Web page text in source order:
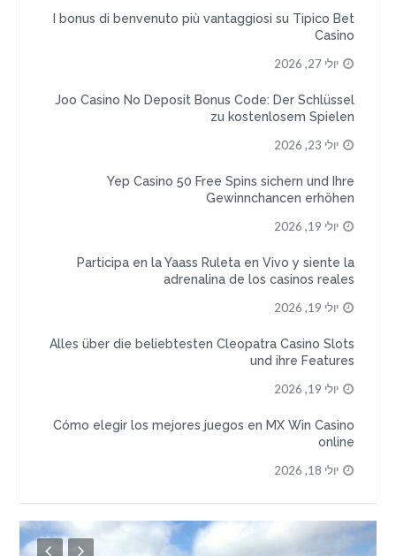
I bonus di benvenuto più vantaggiosi su Tipico Bet
Casino
יולי 27, 2026
Joo Casino No Deposit Bonus Code: Der Schlüssel
zu kostenlosem Spielen
יולי 23, 2026
Yep Casino 50 Free Spins sichern und Ihre
Gewinnchancen erhöhen
יולי 19, 2026
Participa en la Yaass Ruleta en Vivo y siente la
adrenalina de los casinos reales
יולי 19, 2026
Alles über die beliebtesten Cleopatra Casino Slots
und ihre Features
יולי 19, 2026
Cómo elegir los mejores juegos en MX Win Casino
online
יולי 18, 2026